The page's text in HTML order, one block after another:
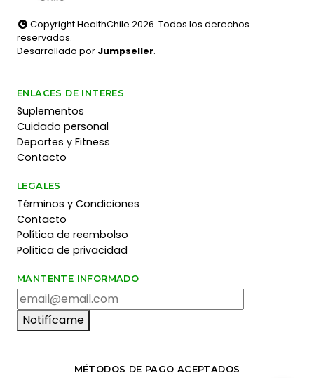
Copyright HealthChile 2026. Todos los derechos
reservados.
Desarrollado por Jumpseller.
ENLACES DE INTERES
Suplementos
Cuidado personal
Deportes y Fitness
Contacto
LEGALES
Términos y Condiciones
Contacto
Política de reembolso
Política de privacidad
MANTENTE INFORMADO
Notifícame
MÉTODOS DE PAGO ACEPTADOS